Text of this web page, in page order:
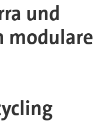
und
modulare